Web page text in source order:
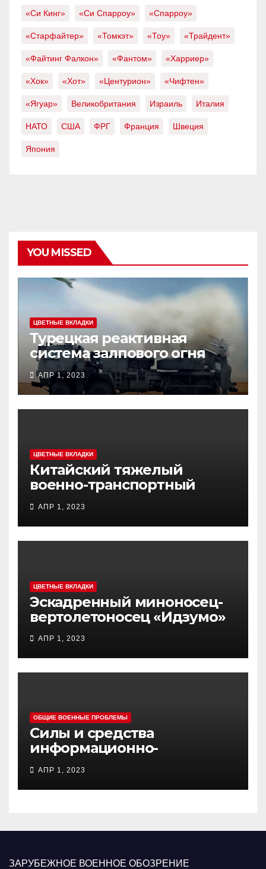
«Си Кинг» «Си Спарроу» «Спарроу»
«Старфайтер» «Томкэт» «Тоу» «Трайдент»
«Файтинг Фалкон» «Фантом» «Харриер»
«Хок» «Хот» «Центурион» «Чифтен»
«Ягуар» Великобритания Израиль Италия
НАТО США ФРГ Франция Швеция
Япония
YOU MISSED
ЦВЕТНЫЕ ВКЛАДКИ
Турецкая реактивная
система залпового огня
MCL (Multi-Caliber Launcher)
АПР 1, 2023
ЦВЕТНЫЕ ВКЛАДКИ
Китайский тяжелый
военно-транспортный
(«ЮНЬ-20») «Куньпин»
АПР 1, 2023
ЦВЕТНЫЕ ВКЛАДКИ
Эскадренный миноносец-
вертолетоносец «Идзумо»
АПР 1, 2023
ОБЩИЕ ВОЕННЫЕ ПРОБЛЕМЫ
Силы и средства
информационно-
вооруженных сил Украины
АПР 1, 2023
ЗАРУБЕЖНОЕ ВОЕННОЕ ОБОЗРЕНИЕ